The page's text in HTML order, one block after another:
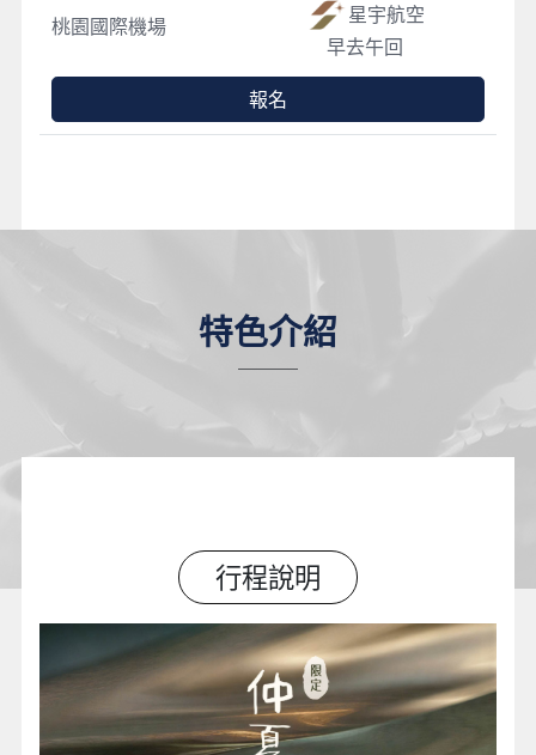
特色介紹
行程說明
桃園國際機場
星宇航空
早去午回
報名